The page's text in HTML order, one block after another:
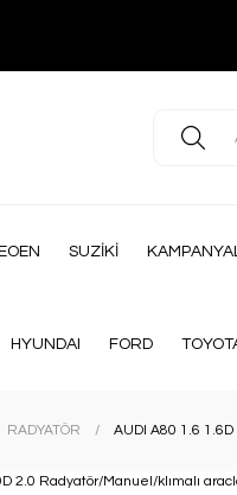
SUZİKİ
HYUNDAI FORD
RADYATÖR AUDI A80 1.6